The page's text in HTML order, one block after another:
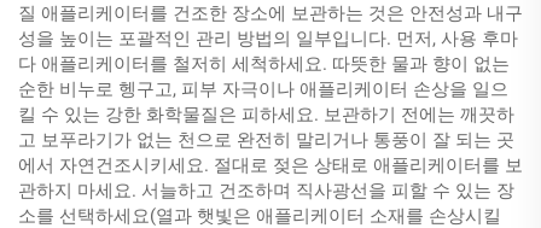
질 애플리케이터를 건조한 장소에 보관하는 것은 안전성과 내구
성을 높이는 포괄적인 관리 방법의 일부입니다. 먼저, 사용 후마
다 애플리케이터를 철저히 세척하세요. 따뜻한 물과 향이 없는
순한 비누로 헹구고, 피부 자극이나 애플리케이터 손상을 일으
킬 수 있는 강한 화학물질은 피하세요. 보관하기 전에는 깨끗하
고 보푸라기가 없는 천으로 완전히 말리거나 통풍이 잘 되는 곳
에서 자연건조시키세요. 절대로 젖은 상태로 애플리케이터를 보
관하지 마세요. 서늘하고 건조하며 직사광선을 피할 수 있는 장
소를 선택하세요(열과 햇빛은 애플리케이터 소재를 손상시킬